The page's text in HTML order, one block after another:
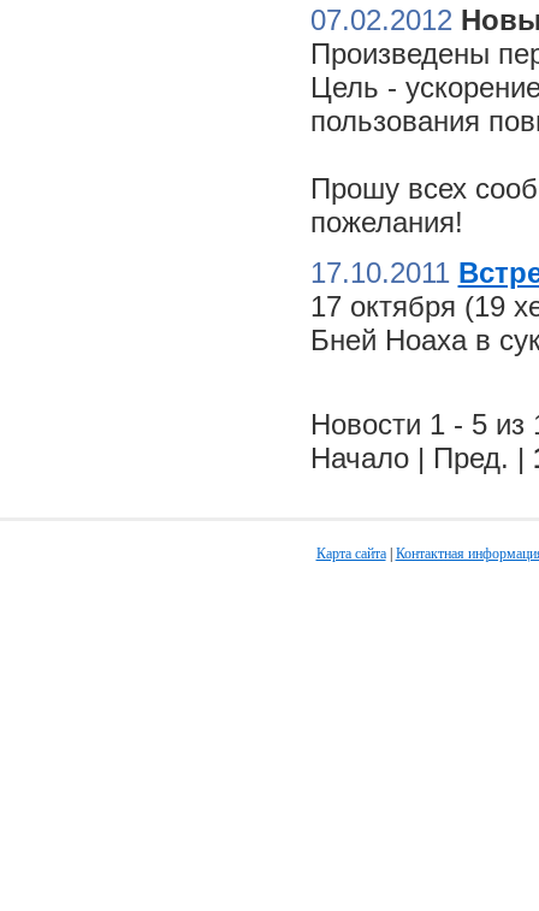
07.02.2012
Произведены
Цель -
пользования
Прошу всех
пожелания!
17.10.2011
17 октября (19
Бней Ноаха в
Новости 1 - 5 из
Начало | Пред. |
Карта сайта| Контактная